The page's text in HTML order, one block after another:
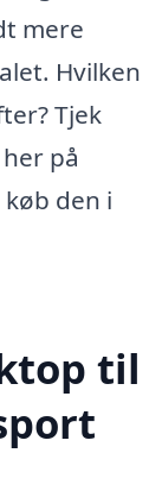
mere
Hvilken
Tjek
på
den i
til